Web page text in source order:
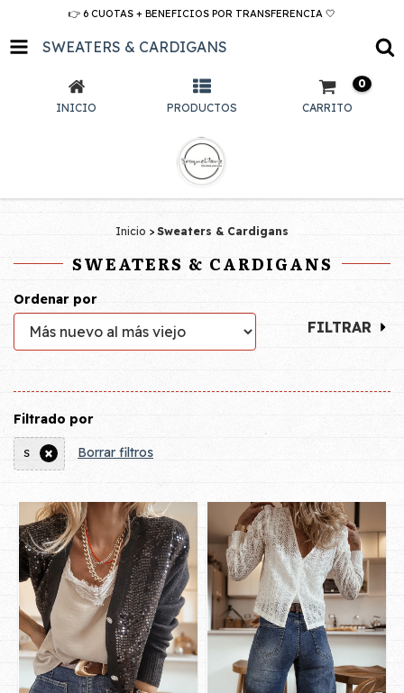
👉 6 CUOTAS + BENEFICIOS POR TRANSFERENCIA 🤍
SWEATERS & CARDIGANS
INICIO PRODUCTOS CARRITO
0
Inicio > Sweaters & Cardigans
SWEATERS & CARDIGANS
Ordenar por
FILTRAR
Filtrado por
S Borrar filtros